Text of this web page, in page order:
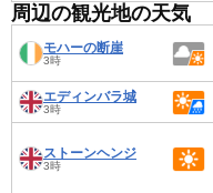
周辺の観光地の天気
モハーの断崖
3時
エディンバラ城
3時
ストーンヘンジ
3時